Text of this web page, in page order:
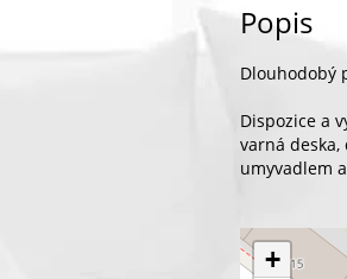
Popis
Dlouhodobý
Dispozice a
varná
umyvadlem
+